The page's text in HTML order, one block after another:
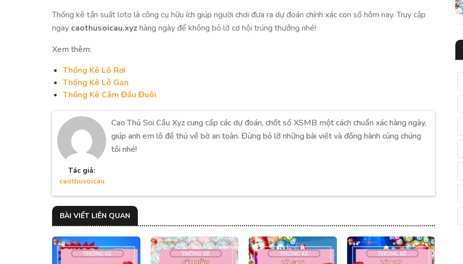
Thống kê tần suất loto là công cụ hữu ích giúp người chơi đưa ra dự đoán chính xác con số hôm nay. Truy cập
ngay caothusoicau.xyzhàng ngày để không bỏ lỡ cơ hội trúng thưởng nhé!
Xem thêm:
Thống Kê Lô Rơi
Thống Kê Lô Gan
Thống Kê Câm Đầu Đuôi
Tác giả:
caothusoicau
Cao Thủ Soi Cầu Xyz cung cấp các dự đoán, chốt số XSMB một cách chuẩn xác hàng ngày,
giúp anh em lô đề thủ về bờ an toàn. Đừng bỏ lỡ những bài viết và đồng hành cùng chúng
tôi nhé!
BÀI VIẾT LIÊN QUAN